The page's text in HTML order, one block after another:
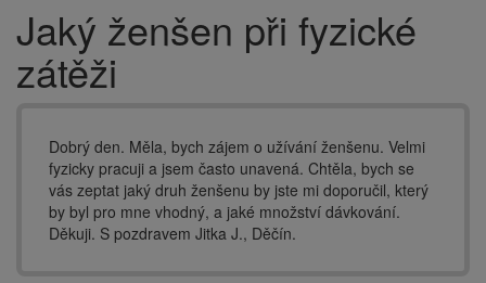
navigace
Jaký ženšen při fyzické
zátěži
Dobrý den. Měla, bych zájem o užívání ženšenu. Velmi
fyzicky pracuji a jsem často unavená. Chtěla, bych se
vás zeptat jaký druh ženšenu by jste mi doporučil, který
by byl pro mne vhodný, a jaké množství dávkování.
Děkuji. S pozdravem Jitka J., Děčín.